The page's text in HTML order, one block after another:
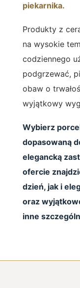
piekarnika.
Produkty z
na wysokie
codziennego
podgrzewać,
obaw o
wyjątkowy
Wybierz
dopasowaną
elegancką
ofercie
dzień, jak i
oraz
inne